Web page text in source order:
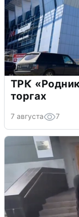
ТРК
торгах
7 августа 7